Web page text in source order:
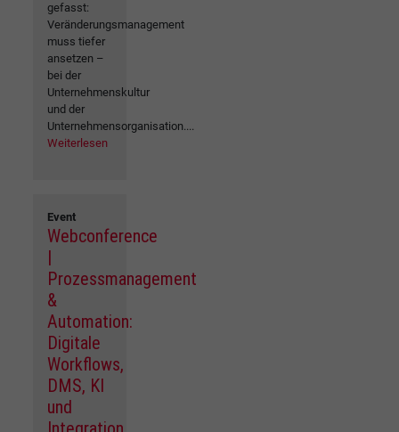
gefasst:
Veränderungsmanagement
muss tiefer
ansetzen –
bei der
Unternehmenskultur
und der
Unternehmensorganisation....
Weiterlesen
Event
Webconference
|
Prozessmanagement
&
Automation:
Digitale
Workflows,
DMS, KI
und